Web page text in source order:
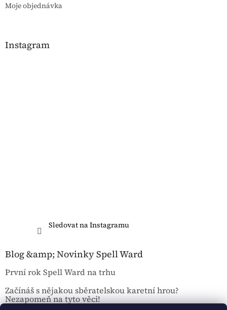
Moje objednávka
Instagram
Sledovat na Instagramu
Blog &amp; Novinky Spell Ward
První rok Spell Ward na trhu
Začínáš s nějakou sběratelskou karetní hrou?
Nezapomeň na tyto věci!